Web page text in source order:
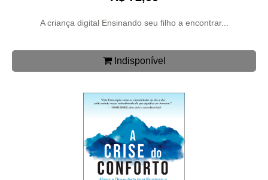
A criança digital Ensinando seu filho a encontrar...
Indisponível